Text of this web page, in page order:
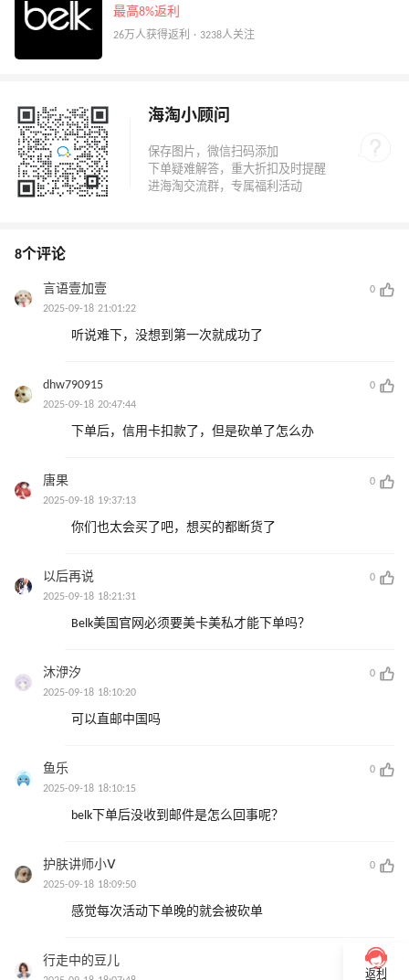
最高8%返利
26万人获得返利 · 3238人关注
海淘小顾问
8个评论
言语壹加壹
0
2025-09-18 21:01:22
听说难下，没想到第一次就成功了
dhw790915
0
2025-09-18 20:47:44
下单后，信用卡扣款了，但是砍单了怎么办
唐果
0
2025-09-18 19:37:13
你们也太会买了吧，想买的都断货了
以后再说
0
2025-09-18 18:21:31
Belk美国官网必须要美卡美私才能下单吗？
沐洢汐
0
2025-09-18 18:10:20
可以直邮中国吗
鱼乐
0
2025-09-18 18:10:15
belk下单后没收到邮件是怎么回事呢？
护肤讲师小Ⅴ
0
2025-09-18 18:09:50
感觉每次活动下单晚的就会被砍单
行走中的豆儿
0
返利